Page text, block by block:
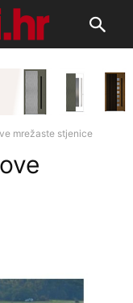
mrežaste stjenice